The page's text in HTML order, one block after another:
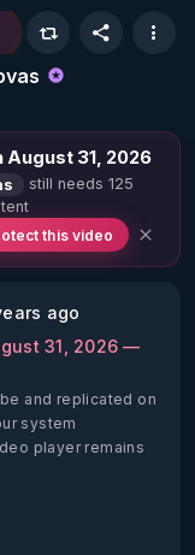
31, 2026
still needs 125
this video
ago
31, 2026 —
and replicated on
system
player remains